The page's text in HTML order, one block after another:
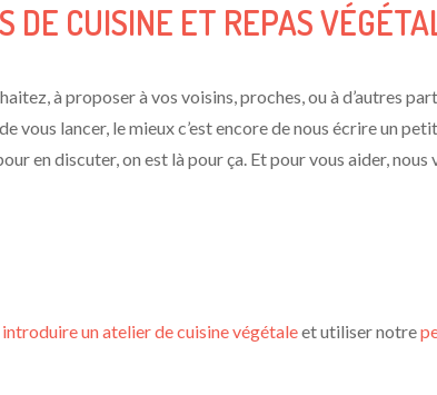
DE CUISINE ET REPAS
à proposer à vos voisins, proches, ou à d’autres
vous lancer, le mieux c’est encore de nous écrire un
en discuter, on est là pour ça. Et pour vous aider,
un atelier de cuisine végétaleet utiliser notre